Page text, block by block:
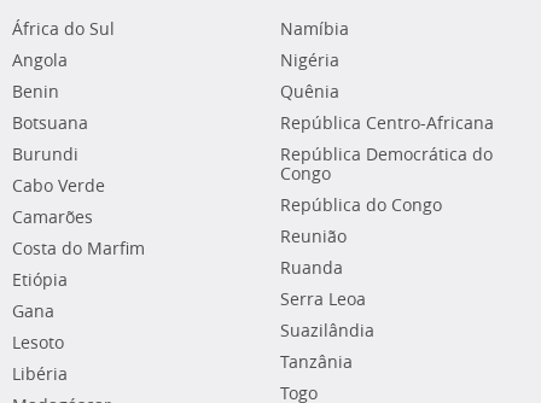
África do Sul
Angola
Benin
Botsuana
Burundi
Cabo Verde
Camarões
Costa do Marfim
Etiópia
Gana
Lesoto
Libéria
Namíbia
Nigéria
Quênia
República Centro-Africana
República Democrática do
Congo
República do Congo
Reunião
Ruanda
Serra Leoa
Suazilândia
Tanzânia
Togo